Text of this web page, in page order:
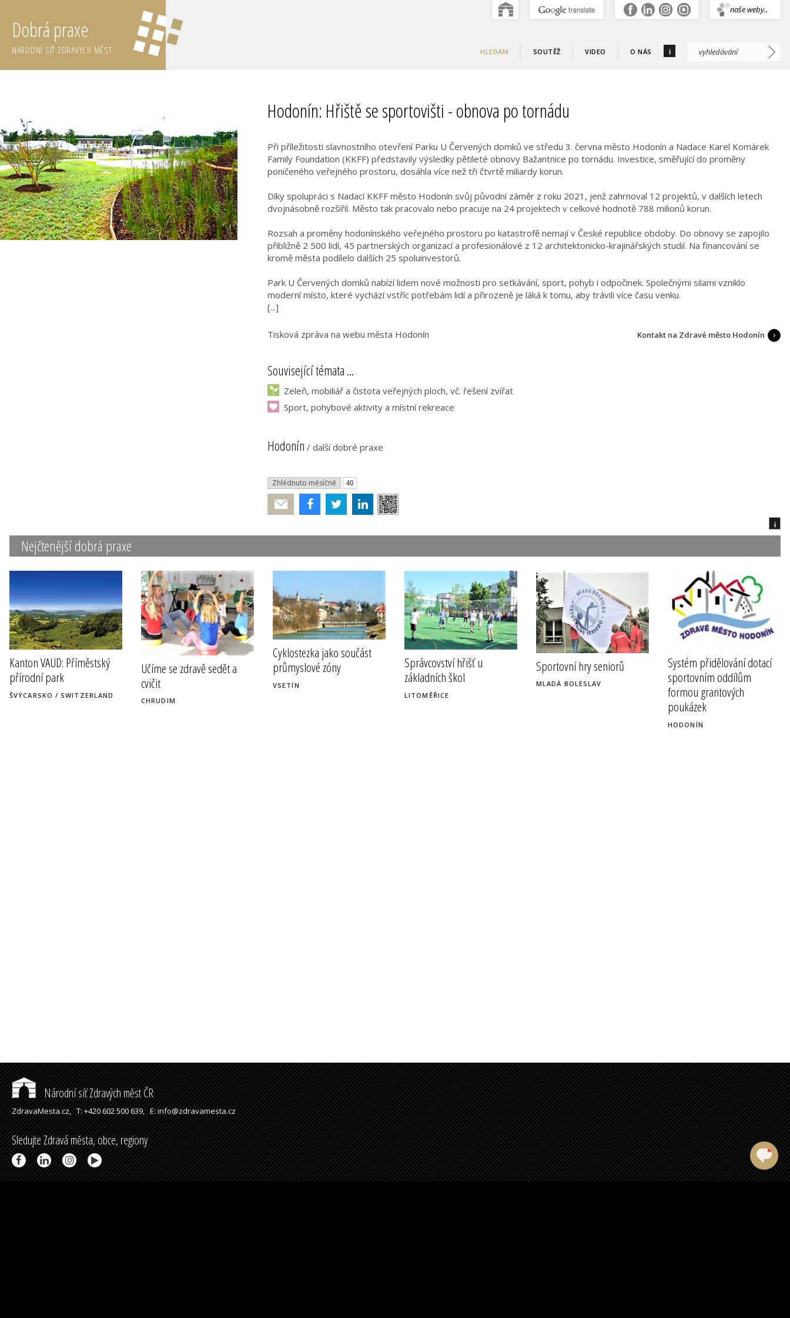
naše weby..
.
Dobrá praxe
NÁRODNÍ SÍŤ ZDRAVÝCH MĚST HLEDÁM SOUTĚŽ VIDEO O NÁS i
Hodonín: Hřiště se sportovišti - obnova po tornádu
Při příležitosti slavnostního otevření Parku U Červených domků ve středu 3. června město Hodonín a Nadace Karel Komárek
Family Foundation (KKFF) představily výsledky pětileté obnovy Bažantnice po tornádu. Investice, směřující do proměny
poničeného veřejného prostoru, dosáhla více než tři čtvrtě miliardy korun.
Díky spolupráci s Nadací KKFF město Hodonín svůj původní záměr z roku 2021, jenž zahrnoval 12 projektů, v dalších letech
dvojnásobně rozšířil. Město tak pracovalo nebo pracuje na 24 projektech v celkové hodnotě 788 milionů korun.
Rozsah a proměny hodonínského veřejného prostoru po katastrofě nemají v České republice obdoby. Do obnovy se zapojilo
přibližně 2 500 lidí, 45 partnerských organizací a profesionálové z 12 architektonicko-krajinářských studií. Na financování se
kromě města podílelo dalších 25 spoluinvestorů.
Park U Červených domků nabízí lidem nové možnosti pro setkávání, sport, pohyb i odpočinek. Společnými silami vzniklo
moderní místo, které vychází vstříc potřebám lidí a přirozeně je láká k tomu, aby trávili více času venku.
[...]
Tisková zpráva na webu města Hodonín Kontakt na Zdravé město Hodonín
Související témata ...
Zeleň, mobiliář a čistota veřejných ploch, vč. řešení zvířat
Sport, pohybové aktivity a místní rekreace
Hodonín / další dobré praxe
Zhlédnuto měsíčně 40
Poslat
i
Nejčtenější dobrá praxe
Kanton VAUD: Příměstský
přírodní park
ŠVÝCARSKO / SWITZERLAND
Učíme se zdravě sedět a
cvičit
CHRUDIM
Cyklostezka jako součást
průmyslové zóny
VSETÍN
Správcovství hřišť u
základních škol
LITOMĚŘICE
Sportovní hry seniorů
MLADÁ BOLESLAV
Systém přidělování dotací
sportovním oddílům
formou grantových
poukázek
HODONÍN
Národní síť Zdravých měst ČR
ZdravaMesta.cz,T: +420 602 500 639,E: info@zdravamesta.cz
Sledujte Zdravá města, obce, regiony